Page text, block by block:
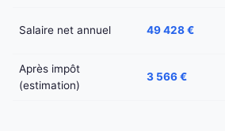
Salaire net annuel 49 428 €
Après impôt
(estimation)
3 566 €